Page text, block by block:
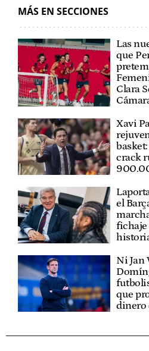
MÁS EN SECCIONES
Las
que
Clara
Xavi
crack
el
fichaje
Ni Jan
que
dinero